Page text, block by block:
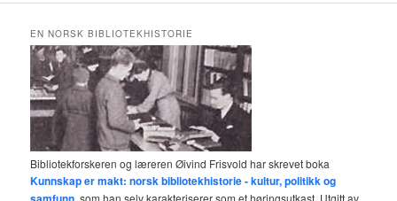
EN NORSK BIBLIOTEKHISTORIE
Bibliotekforskeren og læreren Øivind Frisvold har skrevet boka
Kunnskap er makt: norsk bibliotekhistorie - kultur, politikk og